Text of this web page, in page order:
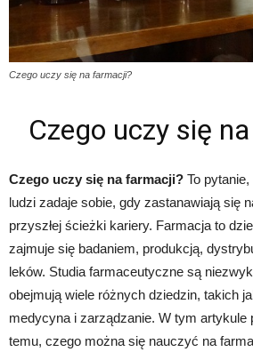
Czego uczy się na farmacji?
Czego uczy się
Czego uczy się na farmacji? To
ludzi zadaje sobie, gdy zastanawiają się
przyszłej ścieżki kariery. Farmacja to
zajmuje się badaniem, produkcją,
leków. Studia farmaceutyczne są
obejmują wiele różnych dziedzin, takich
medycyna i zarządzanie. W tym artykule
temu, czego można się nauczyć na